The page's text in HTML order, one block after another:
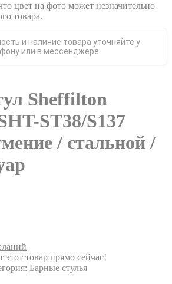
цвет на фото может незначительно
товара.
и наличие товара уточняйте у
или в мессенджере.
Sheffilton
ST38/S137
/ стальной /
этот товар прямо сейчас!
Барные стулья